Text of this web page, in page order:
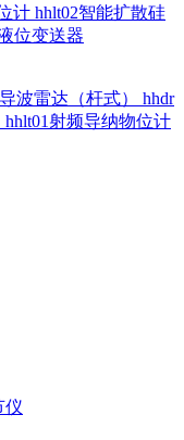
计 hhlt02智能扩散硅
位变送器
波雷达（杆式） hhdr
hhlt01射频导纳物位计
仪